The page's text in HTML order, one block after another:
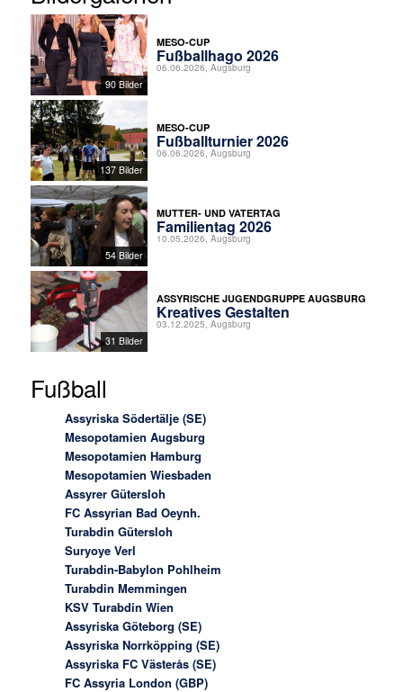
90 Bilder
MESO-CUP
Fußballhago 2026
06.06.2026, Augsburg
137 Bilder
MESO-CUP
Fußballturnier 2026
06.06.2026, Augsburg
54 Bilder
MUTTER- UND VATERTAG
Familientag 2026
10.05.2026, Augsburg
31 Bilder
ASSYRISCHE JUGENDGRUPPE AUGSBURG
Kreatives Gestalten
03.12.2025, Augsburg
Fußball
Assyriska Södertälje (SE)
Mesopotamien Augsburg
Mesopotamien Hamburg
Mesopotamien Wiesbaden
Assyrer Gütersloh
FC Assyrian Bad Oeynh.
Turabdin Gütersloh
Suryoye Verl
Turabdin-Babylon Pohlheim
Turabdin Memmingen
KSV Turabdin Wien
Assyriska Göteborg (SE)
Assyriska Norrköpping (SE)
Assyriska FC Västerås (SE)
FC Assyria London (GBP)